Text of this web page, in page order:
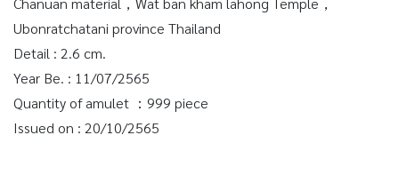
Ubonratchatani province Thailand
Detail : 2.6 cm.
Year Be. : 11/07/2565
Quantity of amulet ：999 piece
Issued on : 20/10/2565